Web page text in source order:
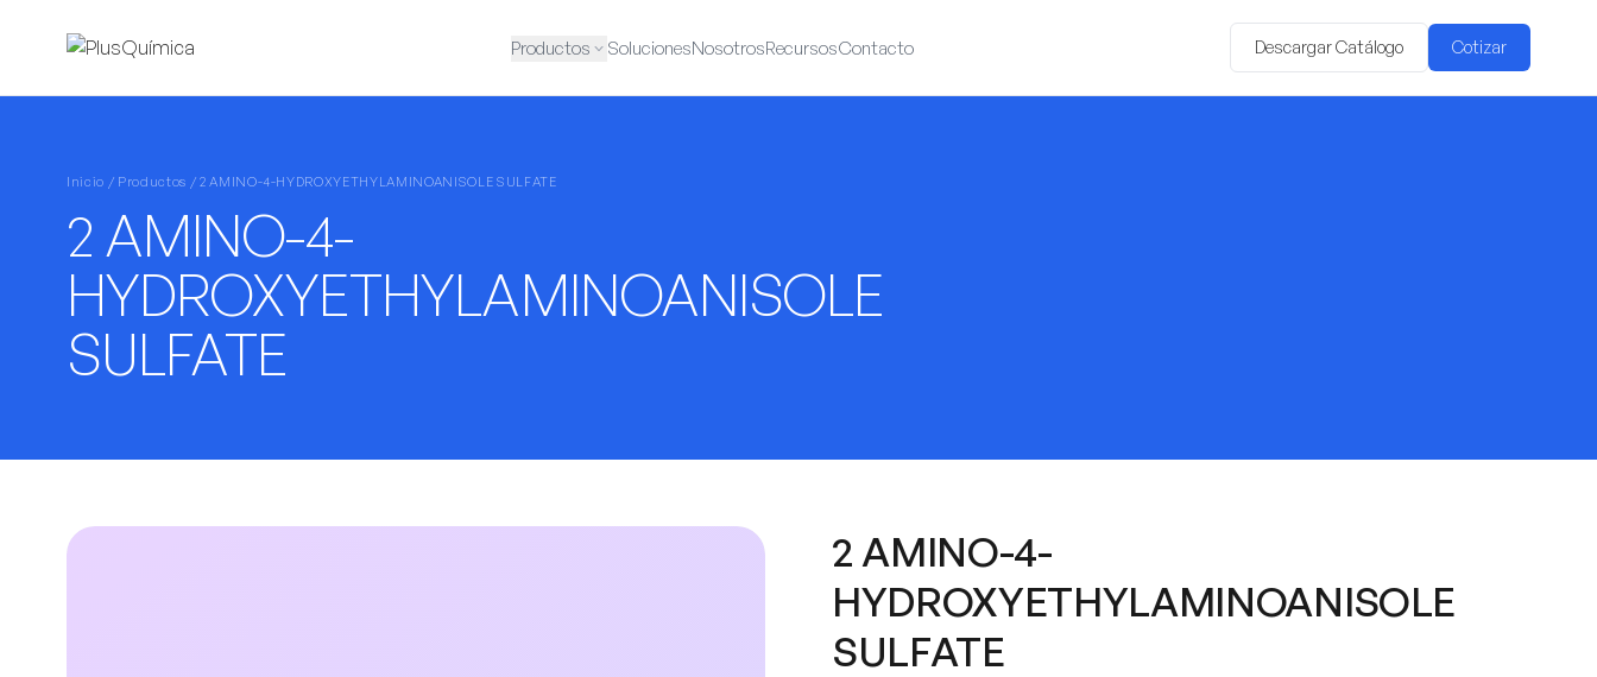
Productos SolucionesNosotrosRecursosContacto Descargar Catálogo Cotizar
Inicio / Productos / 2 AMINO-4-HYDROXYETHYLAMINOANISOLE SULFATE
2 AMINO-4-
HYDROXYETHYLAMINOANISOLE
SULFATE
2 AMINO-4-
HYDROXYETHYLAMINOANISOLE
SULFATE